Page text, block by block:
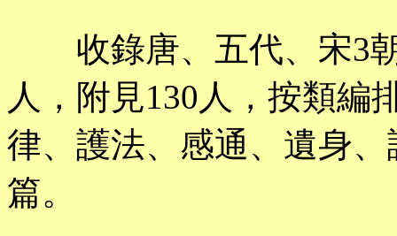
收錄唐、五代、宋3朝
人，附見130人，按類編
律、護法、感通、遺身
篇。